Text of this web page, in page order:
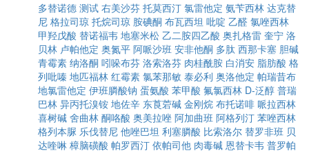
多替诺德 测试 右美沙芬 托莫西汀 氯雷他定 氨苄西林 达克替
尼 格拉司琼 托烷司琼 胺碘酮 布瓦西坦 吡啶 乙醛 氯唑西林
甲羟戊酸 替诺福韦 地塞米松 乙二胺四乙酸 奥扎格雷 奎宁 洛
贝林 卢帕他定 奥氮平 阿哌沙班 安非他酮 多肽 西那卡塞 胆碱
青霉素 纳洛酮 吲哚布芬 洛索洛芬 肉桂酰胺 白消安 脂肪酸 格
列吡嗪 地匹福林 红霉素 氯苯那敏 泰必利 奥洛他定 帕瑞昔布
地氯雷他定 伊班膦酸钠 蛋氨酸 苯甲酸 氟氯西林 D-泛醇 普瑞
巴林 异丙托溴铵 地佐辛 东莨菪碱 金刚烷 布托诺啡 哌拉西林
喜树碱 舍曲林 酮咯酸 奥美拉唑 阿加曲班 阿格列汀 苯唑西林
格列本脲 乐伐替尼 他唑巴坦 利塞膦酸 比索洛尔 替罗非班 贝
达喹啉 樟脑磺酸 帕罗西汀 依帕司他 肉毒碱 恩替卡韦 普罗帕